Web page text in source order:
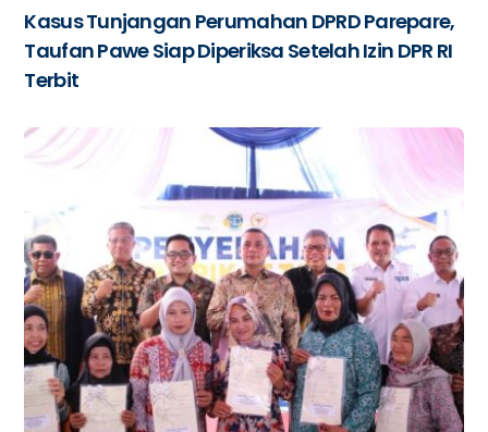
Kasus Tunjangan Perumahan DPRD Parepare,
Taufan Pawe Siap Diperiksa Setelah Izin DPR RI
Terbit